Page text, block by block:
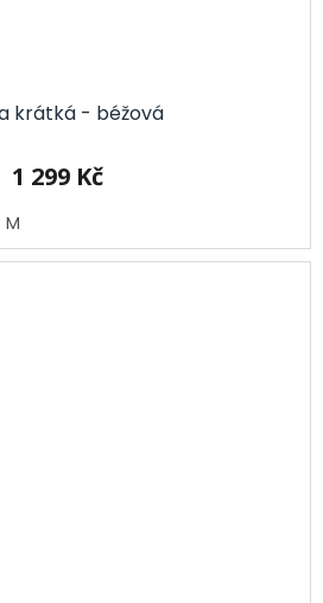
krátká - béžová
1 299 Kč
M